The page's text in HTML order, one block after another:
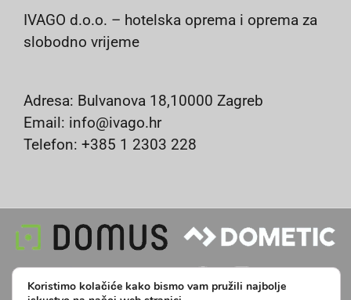
IVAGO d.o.o. – hotelska oprema i oprema za
slobodno vrijeme
Adresa: Bulvanova 18,10000 Zagreb
Email: info@ivago.hr
Telefon: +385 1 2303 228
Koristimo kolačiće kako bismo vam pružili najbolje